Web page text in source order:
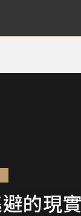
的現